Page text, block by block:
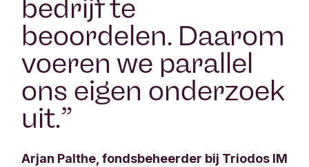
bedrijf te
beoordelen. Daarom
voeren we parallel
ons eigen onderzoek
uit.”
Arjan Palthe, fondsbeheerder bij Triodos IM